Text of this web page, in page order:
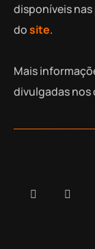
disponíveis
dosite.
Mais
divulgadas nos